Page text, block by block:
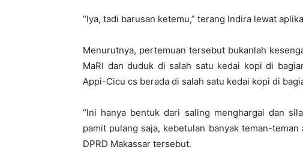
“Iya, tadi barusan ketemu,” terang Indira lewat
Menurutnya, pertemuan tersebut bukanlah
MaRI dan duduk di salah satu kedai kopi di
Appi-Cicu cs berada di salah satu kedai kopi di
“Ini hanya bentuk dari saling menghargai dan
pamit pulang saja, kebetulan banyak teman-
DPRD Makassar tersebut.